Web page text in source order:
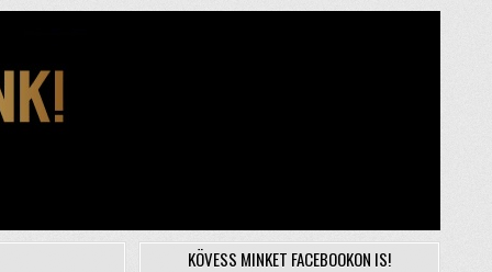
KÖVESS MINKET FACEBOOKON IS!